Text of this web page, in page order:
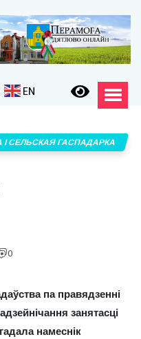
EN
І СЕЛЬСКАЯ ГАСПАДАРКА
0
па правядзенні
занятасці
намеснік